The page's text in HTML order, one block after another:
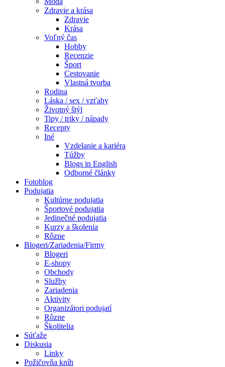
Zdravie a krása
Zdravie
Krása
Voľný čas
Hobby
Recenzie
Šport
Cestovanie
Vlastná tvorba
Rodina
Láska / sex / vzťahy
Životný štýl
Tipy / triky / nápady
Recepty
Iné
Vzdelanie a kariéra
Túžby
Blogs in English
Odborné články
Fotoblog
Podujatia
Kultúrne podujatia
Športové podujatia
Jedinečné podujatia
Kurzy a školenia
Rôzne
Blogeri/Zariadenia/Firmy
Blogeri
E-shopy
Obchody
Služby
Zariadenia
Aktivity
Organizátori podujatí
Rôzne
Školitelia
Súťaže
Diskusia
Linky
Požičovňa kníh